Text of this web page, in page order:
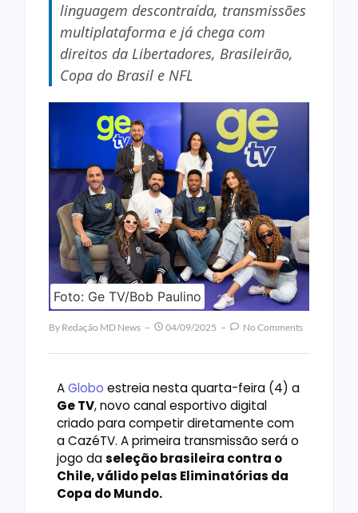
linguagem descontraída, transmissões
multiplataforma e já chega com
direitos da Libertadores, Brasileirão,
Copa do Brasil e NFL
Foto: Ge TV/Bob Paulino
By Redação MD News 04/09/2025 No Comments
AGlobo estreia nesta quarta-feira (4) a
Ge TV, novo canal esportivo digital
criado para competir diretamente com
a CazéTV. A primeira transmissão será o
jogo daseleção brasileira contra o
Chile, válido pelas Eliminatórias da
Copa do Mundo.